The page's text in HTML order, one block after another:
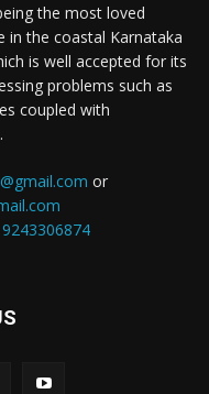
the most loved
in the coastal Karnataka
is well accepted for its
problems such as
coupled with
or
9243306874